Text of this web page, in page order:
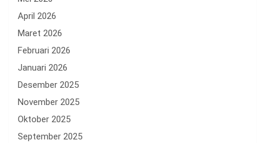
April 2026
Maret 2026
Februari 2026
Januari 2026
Desember 2025
November 2025
Oktober 2025
September 2025